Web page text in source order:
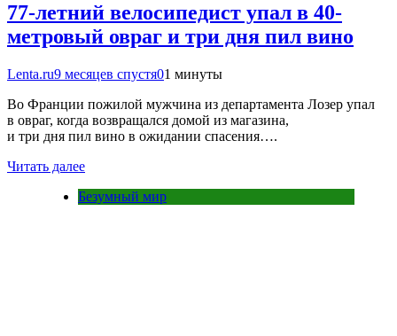
77-летний велосипедист упал в 40-
метровый овраг и три дня пил вино
Lenta.ru9 месяцев спустя01 минуты
Во Франции пожилой мужчина из департамента Лозер упал
в овраг, когда возвращался домой из магазина,
и три дня пил вино в ожидании спасения….
Читать далее
Безумный мир